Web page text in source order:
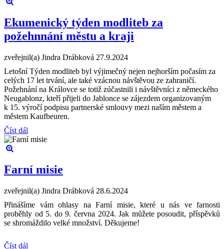
Ekumenický týden modliteb za
požehnnání městu a kraji
zveřejnil(a) Jindra Drábková 27.9.2024
Letošní Týden modliteb byl výjimečný nejen nejhorším počasím za
celých 17 let trvání, ale také vzácnou návštěvou ze zahraničí.
Požehnání na Královce se totiž zúčastnili i návštěvníci z německého
Neugablonz, kteří přijeli do Jablonce se zájezdem organizovaným
k 15. výročí podpisu partnerské smlouvy mezi naším městem a
městem Kaufbeuren.
Číst dál
Farní misie
zveřejnil(a) Jindra Drábková 28.6.2024
Přinášíme vám ohlasy na Farní misie, které u nás ve farnosti
proběhly od 5. do 9. června 2024. Jak můžete posoudit, příspěvků
se shromáždilo velké množství. Děkujeme!
Číst dál